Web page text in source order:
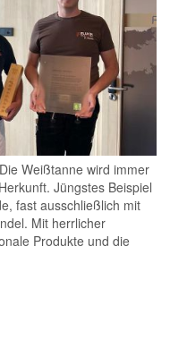
Weißtanne wird immer
Jüngstes Beispiel
fast ausschließlich mit
Mit herrlicher
Produkte und die